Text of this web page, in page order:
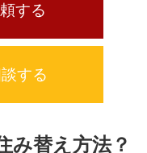
する
する
み替え方法？